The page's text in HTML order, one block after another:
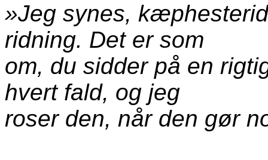
»Jeg synes,
ridning. Det er som
om, du sidder på en
hvert fald, og jeg
roser den, når den gør